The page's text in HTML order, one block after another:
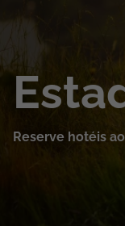
Cruzeiros
Promoções
Reserve hotéis